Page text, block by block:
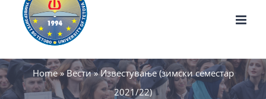
Home»Вести»Известување (зимски семестар
2021/22)